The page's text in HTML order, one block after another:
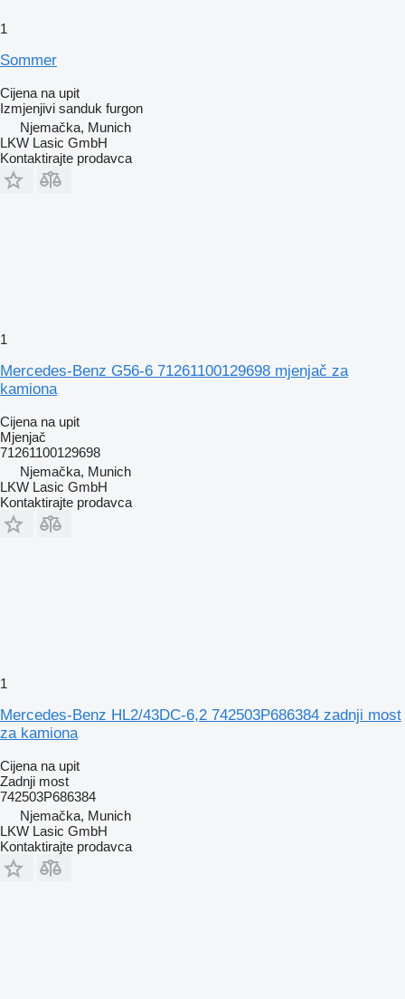
1
Sommer
Cijena na upit
Izmjenjivi sanduk furgon
Njemačka, Munich
LKW Lasic GmbH
Kontaktirajte prodavca
1
Mercedes-Benz G56-6 71261100129698 mjenjač za
kamiona
Cijena na upit
Mjenjač
71261100129698
Njemačka, Munich
LKW Lasic GmbH
Kontaktirajte prodavca
1
Mercedes-Benz HL2/43DC-6,2 742503P686384 zadnji most
za kamiona
Cijena na upit
Zadnji most
742503P686384
Njemačka, Munich
LKW Lasic GmbH
Kontaktirajte prodavca